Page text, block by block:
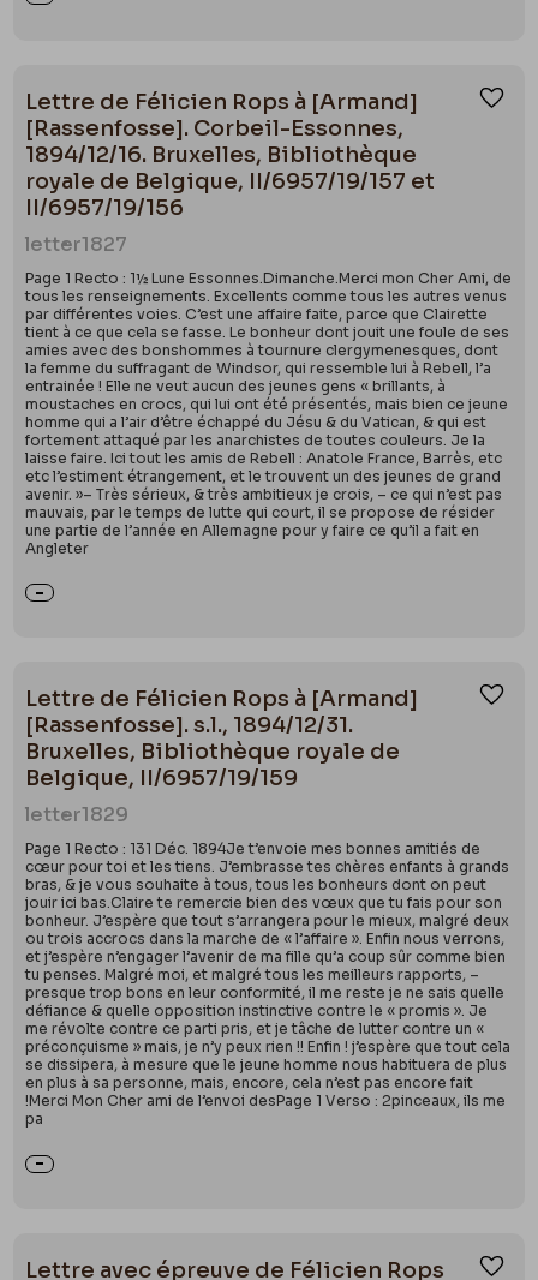
Lettre de Félicien Rops à [Armand]
[Rassenfosse]. Corbeil-Essonnes,
1894/12/16. Bruxelles, Bibliothèque
royale de Belgique, II/6957/19/157 et
II/6957/19/156
letter1827
Page 1 Recto : 1½ Lune Essonnes.Dimanche.Merci mon Cher Ami, de
tous les renseignements. Excellents comme tous les autres venus
par différentes voies. C’est une affaire faite, parce que Clairette
tient à ce que cela se fasse. Le bonheur dont jouit une foule de ses
amies avec des bonshommes à tournure clergymenesques, dont
la femme du suffragant de Windsor, qui ressemble lui à Rebell, l’a
entrainée ! Elle ne veut aucun des jeunes gens « brillants, à
moustaches en crocs, qui lui ont été présentés, mais bien ce jeune
homme qui a l’air d’être échappé du Jésu & du Vatican, & qui est
fortement attaqué par les anarchistes de toutes couleurs. Je la
laisse faire. Ici tout les amis de Rebell : Anatole France, Barrès, etc
etc l’estiment étrangement, et le trouvent un des jeunes de grand
avenir. »– Très sérieux, & très ambitieux je crois, – ce qui n’est pas
mauvais, par le temps de lutte qui court, il se propose de résider
une partie de l’année en Allemagne pour y faire ce qu’il a fait en
Angleter
Lettre de Félicien Rops à [Armand]
[Rassenfosse]. s.l., 1894/12/31.
Bruxelles, Bibliothèque royale de
Belgique, II/6957/19/159
letter1829
Page 1 Recto : 131 Déc. 1894Je t’envoie mes bonnes amitiés de
cœur pour toi et les tiens. J’embrasse tes chères enfants à grands
bras, & je vous souhaite à tous, tous les bonheurs dont on peut
jouir ici bas.Claire te remercie bien des vœux que tu fais pour son
bonheur. J’espère que tout s’arrangera pour le mieux, malgré deux
ou trois accrocs dans la marche de « l’affaire ». Enfin nous verrons,
et j’espère n’engager l’avenir de ma fille qu’a coup sûr comme bien
tu penses. Malgré moi, et malgré tous les meilleurs rapports, –
presque trop bons en leur conformité, il me reste je ne sais quelle
défiance & quelle opposition instinctive contre le « promis ». Je
me révolte contre ce parti pris, et je tâche de lutter contre un «
préconçuisme » mais, je n’y peux rien !! Enfin ! j’espère que tout cela
se dissipera, à mesure que le jeune homme nous habituera de plus
en plus à sa personne, mais, encore, cela n’est pas encore fait
!Merci Mon Cher ami de l’envoi desPage 1 Verso : 2pinceaux, ils me
pa
Lettre avec épreuve de Félicien Rops